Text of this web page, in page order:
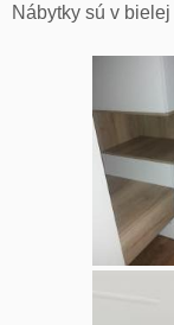
Nábytky sú v